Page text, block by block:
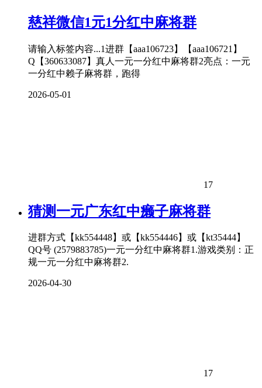
慈祥微信1元1分红中麻将群
请输入标签内容...1进群【aaa106723】【aaa106721】
Q【360633087】真人一元一分红中麻将群2亮点：一元
一分红中赖子麻将群，跑得
2026-05-01
17
猜测一元广东红中癞子麻将群
进群方式【kk554448】或【kk554446】或【kt35444】
QQ号 (2579883785)一元一分红中麻将群1.游戏类别：正
规一元一分红中麻将群2.
2026-04-30
17